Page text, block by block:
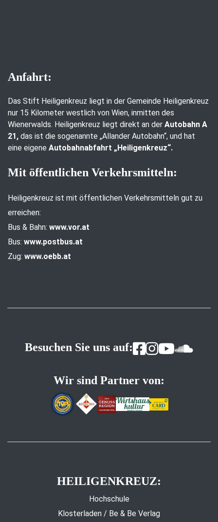
Anfahrt:
Das Stift Heiligenkreuz liegt in der Gemeinde Heiligenkreuz
nur 15 Kilometer westlich von Wien, inmitten des
Wienerwalds. Heiligenkreuz liegt direkt an der Autobahn A
21, das ist die sogenannte „Allander Autobahn“, und hat
eine eigene Autobahnabfahrt „Heiligenkreuz“.
Mit öffentlichen Verkehrsmitteln:
Heiligenkreuz ist mit öffentlichen Verkehrsmitteln gut zu
erreichen:
Bus & Bahn: www.vor.at
Bus: www.postbus.at
Zug: www.oebb.at
Besuchen Sie uns auf:
Wir sind Partner von:
HEILIGENKREUZ:
Hochschule
Klosterladen / Be & Be Verlag